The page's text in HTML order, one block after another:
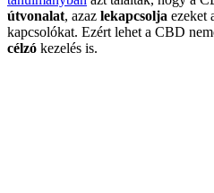
útvonalat, azaz lekapcsolja ezeket
kapcsolókat. Ezért lehet a CBD
célzó kezelés is.